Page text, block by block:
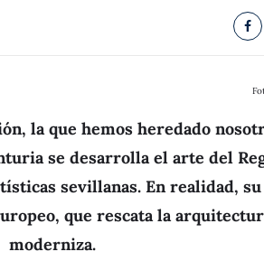
la que hemos heredado
se desarrolla el arte del
sevillanas. En realidad,
que rescata la
moderniza.